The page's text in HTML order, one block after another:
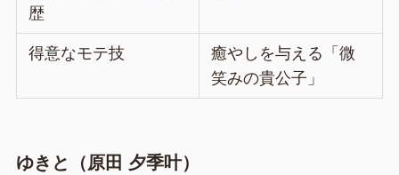
歴
得意なモテ技
癒やしを与える「微
笑みの貴公子」
ゆきと（原田 夕季叶）